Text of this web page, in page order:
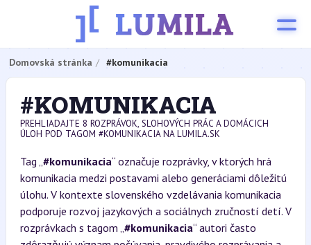
Domovská stránka #komunikacia
#KOMUNIKACIA
PREHLIADAJTE 8 ROZPRÁVOK, SLOHOVÝCH PRÁC A DOMÁCICH
ÚLOH POD TAGOM #KOMUNIKACIA NA LUMILA.SK
Tag „#komunikacia“ označuje rozprávky, v ktorých hrá
komunikacia medzi postavami alebo generáciami dôležitú
úlohu. V kontexte slovenského vzdelávania komunikacia
podporuje rozvoj jazykových a sociálnych zručností detí. V
rozprávkach s tagom „#komunikacia“ autori často